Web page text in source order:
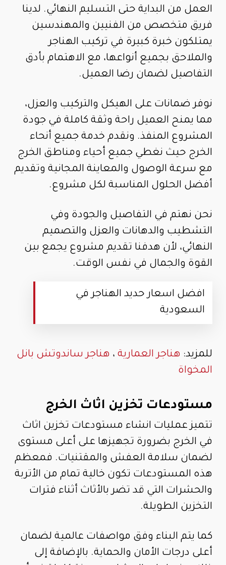
العمل من البداية حتى التسليم النهائي. لدينا
فريق متخصص من الفنيين والمهندسين
يمتلكون خبرة كبيرة في تركيب الهناجر
والملاحق بجميع أنواعها، مع الاهتمام بأدق
التفاصيل لضمان رضا العميل.
نوفر ضمانات على الهيكل والتركيب والعزل،
مما يمنح العميل راحة وثقة كاملة في جودة
المشروع المنفذ. ونقدم خدمة جميع أنحاء
الخرج حيث نغطي جميع أحياء ومناطق الخرج
مع سرعة الوصول والمعاينة المجانية وتقديم
أفضل الحلول المناسبة لكل مشروع.
نحن نهتم في التفاصيل والجودة وفي
التشطيب والدهانات والعزل والتصميم
النهائي، لأن هدفنا تقديم مشروع يجمع بين
القوة والجمال في نفس الوقت.
افضل اسعار حديد الهناجر في
السعودية
للمزيد: هناجر العمارية، هناجر ساندوتش بانل
المخواة
مستودعات تخزين اثاث الخرج
تتميز عمليات انشاء مستودعات تخزين اثاث
في الخرج بضرورة تجهيزها على أعلى مستوى
لضمان سلامة العفش والمقتنيات. فمعظم
هذه المستودعات تكون خالية تمام من الأتربة
والحشرات التي قد تضر بالأثاث أثناء فترات
التخزين الطويلة.
كما يتم البناء وفق مواصفات عالمية لضمان
أعلى درجات الأمان والحماية. بالإضافة إلى